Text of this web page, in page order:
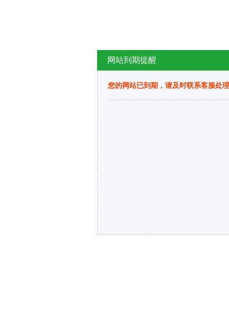
网站到期提醒
您的网站已到期，请及时联系客服处理